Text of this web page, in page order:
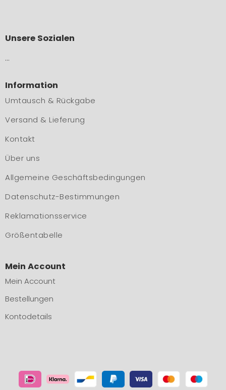
Unsere Sozialen
…
Information
Umtausch & Rückgabe
Versand & Lieferung
Kontakt
Über uns
Allgemeine Geschäftsbedingungen
Datenschutz-Bestimmungen
Reklamationsservice
Größentabelle
Mein Account
Mein Account
Bestellungen
Kontodetails